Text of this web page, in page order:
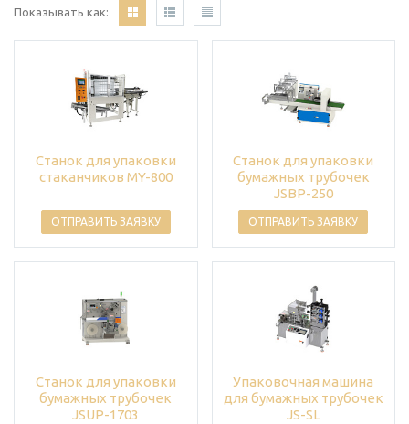
Показывать как:
Станок для упаковки
стаканчиков MY-800
ОТПРАВИТЬ ЗАЯВКУ
Станок для упаковки
бумажных трубочек
JSBP-250
ОТПРАВИТЬ ЗАЯВКУ
Станок для упаковки
бумажных трубочек
JSUP-1703
Упаковочная машина
для бумажных трубочек
JS-SL